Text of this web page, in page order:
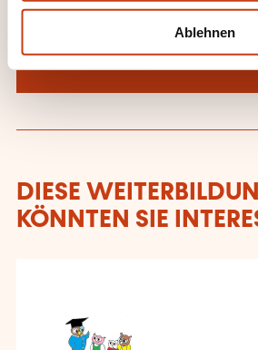
Ablehnen
Mehr zum
DIESE
KÖNNTEN SIE